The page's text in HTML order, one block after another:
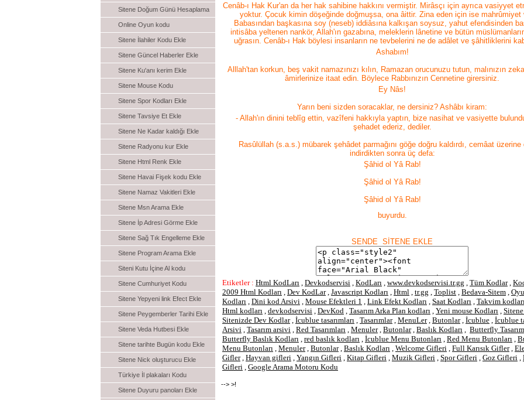
Sitene Doğum Günü Hesaplama
Online Oyun kodu
Sitene İlahiler Kodu Ekle
Sitene Güncel Haberler Ekle
Sitene Ku'anı kerim Ekle
Sitene Mouse Kodu
Sitene Spor Kodları Ekle
Sitene Tavsiye Et Ekle
Sitene Ne Kadar kaldığı Ekle
Sitene Radyonu kur Ekle
Sitene Html Renk Ekle
Sitene Havai Fişek kodu Ekle
Sitene Namaz Vakitleri Ekle
Sitene Msn Arama Ekle
Sitene İp Adresi Görme Ekle
Sitene Sağ Tık Engelleme Ekle
Sitene Program Arama Ekle
Siteni Kutu İçine Al kodu
Sitene Cumhuriyet Kodu
Sitene Yepyeni link Efect Ekle
Sitene Peygemberler Tarihi Ekle
Sitene Veda Hutbesi Ekle
Sitene tarihte Bugün kodu Ekle
Sitene Nick oluşturucu Ekle
Türkiye İl plakaları Kodu
Sitene Duyuru panoları Ekle
Cenâb-ı Hak Kur'an da her hak sahibine hakkını vermiştir. Mirâsçı için ayrıca vasiyyet
yoktur. Çocuk kimin döşeğinde doğmuşsa, ona âittir. Zina eden için ise mahrûmiyet
Babasından başkasına soy (neseb) iddiâsına kalkışan soysuz, yahut efendisinden
intisâba yeltenen nankör, Allah'ın gazabına, meleklerin lânetine ve bütün
uğrasın. Cenâb-ı Hak böylesi insanların ne tevbelerini ne de adâlet ve şâhitliklerini
Ashabım!
Alllah'tan korkun, beş vakit namazınızı kılın, Ramazan orucunuzu tutun, malınızın
âmirlerinize itaat edin. Böylece Rabbınızın Cennetine girersiniz.
Ey Nâs!
Yarın beni sizden soracaklar, ne dersiniz? Ashâbı kiram:
- Allah'ın dinini teblîg ettin, vazîfeni hakkıyla yaptın, bize nasihat ve vasiyette
şehadet ederiz, dediler.
Rasûlüllah (s.a.s.) mübarek şehâdet parmağını göğe doğru kaldırdı, cemâat üzerine
indirdikten sonra üç defa:
Şâhid ol Yâ Rab!
Şâhid ol Yâ Rab!
Şâhid ol Yâ Rab!
buyurdu.
SENDE SİTENE EKLE
Etiketler : Html KodLarı Devkodservisi KodLarı www.devkodservisi.tr.gg Tüm Kodlar,
2009 Html Kodları
Dev KodLar, Javascript Kodları Html tr.gg Toplist Bedava-Sitem
Kodları
Dini kod Arsivi Mouse Efektleri 1 Link Efekt Kodları Saat Kodları Takvim kodları
Html kodları
devkodservisi DevKod Tasarım Arka Plan kodları Yeni mouse Kodları
Sitenizde Dev Kodlar, İcublue tasarımları Tasarımlar, MenuLer, Butonlar, İcublue İcublue
Arsivi
Tasarım arsivi Red Tasarımları Menuler, Butonlar, Baslık Kodları Butterfly
Butterfly Baslık Kodları
red baslık kodları İcublue Menu Butonları Red Menu Butonları
Menu Butonları
Menuler, Butonlar, Baslık Kodları Welcome Gifleri Full Karısık Gifler,
Gifler, Hayvan gifleri Yangın Gifleri Kitap Gifleri Muzik Gifleri Spor Gifleri Goz Gifleri
Gifleri
Google Arama Motoru Kodu
--> >!